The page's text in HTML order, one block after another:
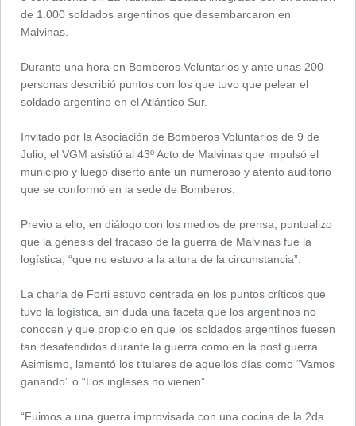
de 1.000 soldados argentinos que desembarcaron en
Malvinas.
Durante una hora en Bomberos Voluntarios y ante unas 200
personas describió puntos con los que tuvo que pelear el
soldado argentino en el Atlántico Sur.
Invitado por la Asociación de Bomberos Voluntarios de 9 de
Julio, el VGM asistió al 43º Acto de Malvinas que impulsó el
municipio y luego diserto ante un numeroso y atento auditorio
que se conformó en la sede de Bomberos.
Previo a ello, en diálogo con los medios de prensa, puntualizo
que la génesis del fracaso de la guerra de Malvinas fue la
logística, “que no estuvo a la altura de la circunstancia”.
La charla de Forti estuvo centrada en los puntos críticos que
tuvo la logística, sin duda una faceta que los argentinos no
conocen y que propicio en que los soldados argentinos fuesen
tan desatendidos durante la guerra como en la post guerra.
Asimismo, lamentó los titulares de aquellos días como “Vamos
ganando” o “Los ingleses no vienen”.
“Fuimos a una guerra improvisada con una cocina de la 2da